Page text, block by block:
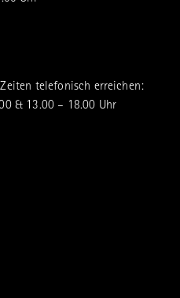
telefonisch erreichen:
& 13.00 – 18.00 Uhr